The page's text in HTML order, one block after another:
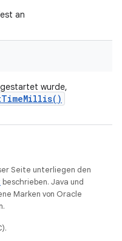
an
wurde,
TimeMillis( )
Seite unterliegen den
beschrieben. Java und
Marken von Oracle